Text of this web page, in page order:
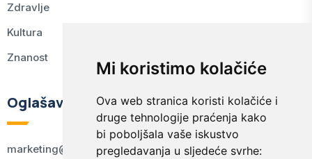
Mi koristimo kolačiće
Ova web stranica koristi kolačiće i
druge tehnologije praćenja kako
bi poboljšala vaše iskustvo
pregledavanja u sljedeće svrhe:
Zdravlje
Kultura
Znanost
Oglašavanje
marketing@kodex.hr